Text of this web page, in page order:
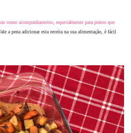
como acompanhamento, especialmente para pratos que
a pena adicionar esta receita na sua alimentação, é fácil